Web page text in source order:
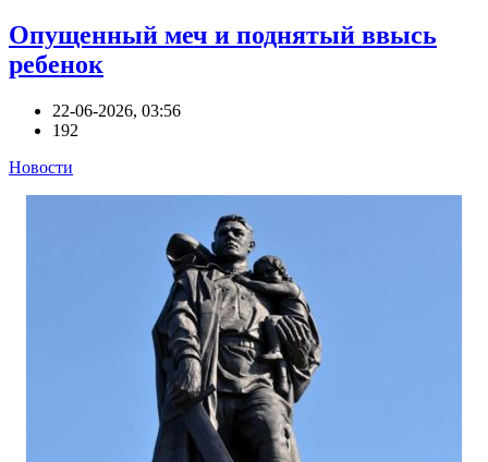
Опущенный меч и поднятый ввысь
ребенок
22-06-2026, 03:56
192
Новости